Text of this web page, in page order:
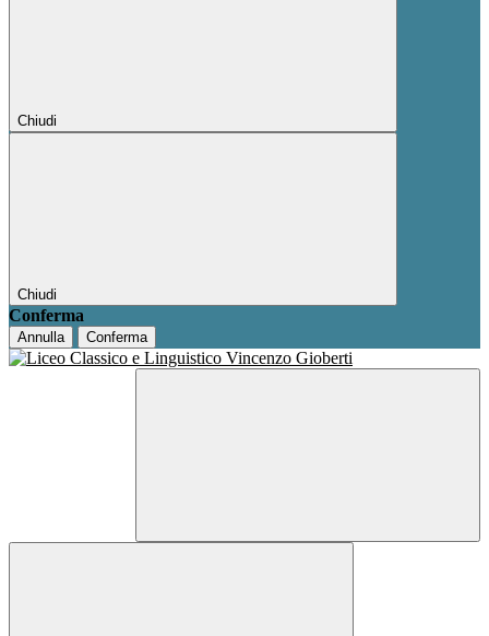
Chiudi
Chiudi
Conferma
Annulla Conferma